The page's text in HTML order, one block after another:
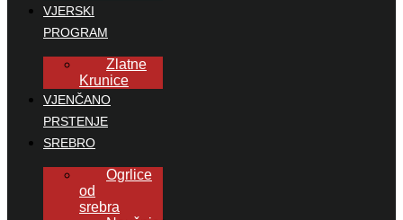
VJERSKI
PROGRAM
Zlatne
Krunice
VJENČANO
PRSTENJE
SREBRO
Ogrlice
od
srebra